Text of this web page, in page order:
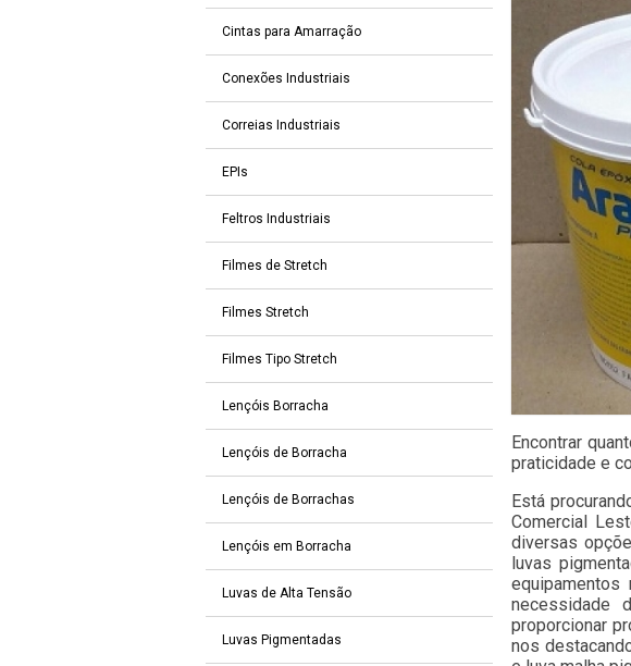
Cintas para Amarração
Conexões Industriais
Correias Industriais
EPIs
Feltros Industriais
Filmes de Stretch
Filmes Stretch
Filmes Tipo Stretch
Lençóis Borracha
Lençóis de Borracha
Lençóis de Borrachas
Lençóis em Borracha
Luvas de Alta Tensão
Luvas Pigmentadas
Encontrar
praticidade e
Está
Comercial
diversas
luvas
necessidade
proporcionar
nos